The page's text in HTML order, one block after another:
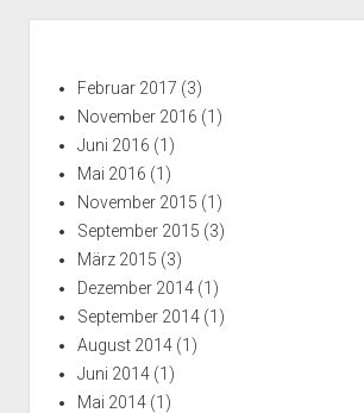
Februar 2017 (3)
November 2016 (1)
Juni 2016 (1)
Mai 2016 (1)
November 2015 (1)
September 2015 (3)
März 2015 (3)
Dezember 2014(1)
September 2014(1)
August 2014(1)
Juni 2014(1)
Mai 2014(1)